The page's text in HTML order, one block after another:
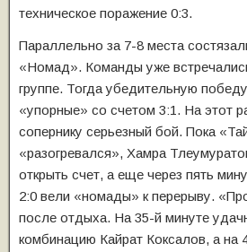
техническое поражение 0:3.
Параллельно за 7-8 места
«Номад». Команды уже
группе. Тогда убедительную
«упорные» со счетом 3:1. На этот
сопернику серьезный бой. Пока
«разогревался», Хамра
открыть счет, а еще через пять
2:0 вели «номады» к перерыву.
после отдыха. На 35-й минуте
комбинацию Кайрат Коксалов, а на